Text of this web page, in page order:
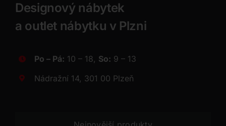
Designový nábytek
a outlet nábytku v Plzni
Po – Pá: 10 – 18, So: 9 – 13
Nádražní 14, 301 00 Plzeň